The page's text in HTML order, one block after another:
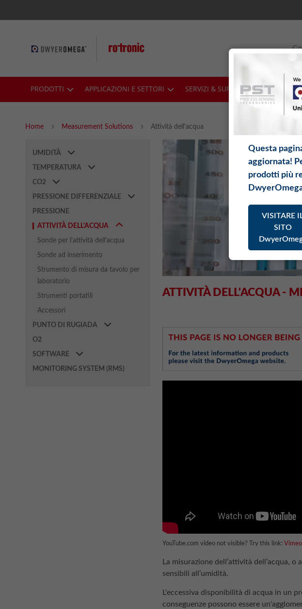
to
PRODOTTI APPLICAZIONI E SETTORI SERVIZI & SUPPORTO
Home Measurement Solutions Attività dell'acqua
ATTIVITÀ DELL'ACQUA -
YouTube.com video not visible? Try this link:
La misurazione dell’attività dell’acqua,
sensibili all’umidità.
L'eccessiva disponibilità di acqua in un
conseguenze possono essere
UMIDITÀ
TEMPERATURA
CO2
PRESSIONE DIFFERENZIALE
PRESSIONE
ATTIVITÀ DELL'ACQUA
Sonde per l'attività dell'acqua
Sonde ad inserimento
Strumento di misura da tavolo per
laboratorio
Strumenti portatili
Accessori
PUNTO DI RUGIADA
O2
SOFTWARE
MONITORING SYSTEM (RMS)
Questa
aggiornata!
prodotti più
VISITARE
SITO